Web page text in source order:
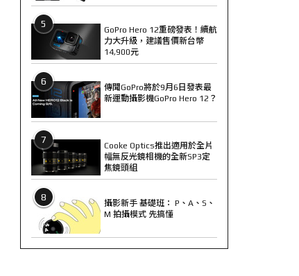
5
GoPro Hero 12重磅發表！續航
力大升級，建議售價新台幣
14,900元
6
傳聞GoPro將於9月6日發表最
新運動攝影機GoPro Hero 12？
7
Cooke Optics推出適用於全片
幅無反光鏡相機的全新SP3定
焦鏡頭組
8
攝影新手 基礎班： P、A、S、
M 拍攝模式 先搞懂